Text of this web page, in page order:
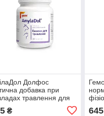
Долфос
добавка при
травлення для
₴ 645